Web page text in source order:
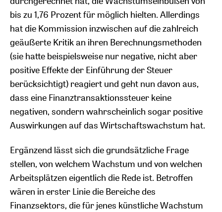
bis zu 1,76 Prozent für möglich hielten. Allerdings
hat die Kommission inzwischen auf die zahlreich
geäußerte Kritik an ihren Berechnungsmethoden
(sie hatte beispielsweise nur negative, nicht aber
positive Effekte der Einführung der Steuer
berücksichtigt) reagiert und geht nun davon aus,
dass eine Finanztransaktionssteuer keine
negativen, sondern wahrscheinlich sogar positive
Auswirkungen auf das Wirtschaftswachstum hat.
Ergänzend lässt sich die grundsätzliche Frage
stellen, von welchem Wachstum und von welchen
Arbeitsplätzen eigentlich die Rede ist. Betroffen
wären in erster Linie die Bereiche des
Finanzsektors, die für jenes künstliche Wachstum